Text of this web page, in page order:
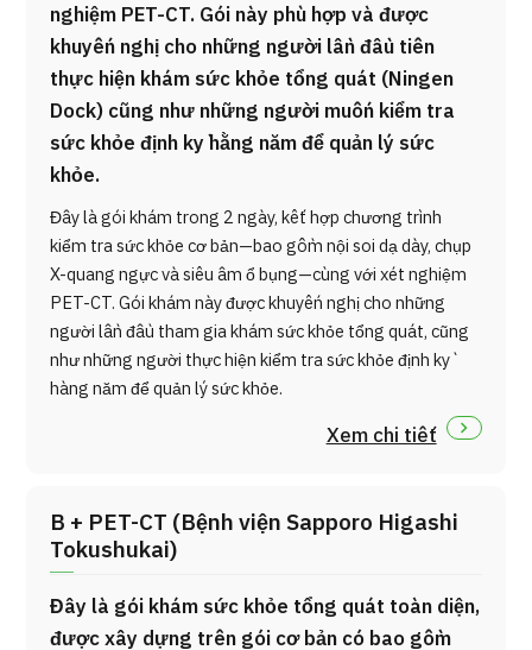
nghiệm PET-CT. Gói này phù hợp và được
khuyến nghị cho những người lần đầu tiên
thực hiện khám sức khỏe tổng quát (Ningen
Dock) cũng như những người muốn kiểm tra
sức khỏe định kỳ hằng năm để quản lý sức
khỏe.
Đây là gói khám trong 2 ngày, kết hợp chương trình
kiểm tra sức khỏe cơ bản—bao gồm nội soi dạ dày, chụp
X-quang ngực và siêu âm ổ bụng—cùng với xét nghiệm
PET-CT. Gói khám này được khuyến nghị cho những
người lần đầu tham gia khám sức khỏe tổng quát, cũng
như những người thực hiện kiểm tra sức khỏe định kỳ
hàng năm để quản lý sức khỏe.
Xem chi tiết
B + PET-CT (Bệnh viện Sapporo Higashi
Tokushukai)
Đây là gói khám sức khỏe tổng quát toàn diện,
được xây dựng trên gói cơ bản có bao gồm